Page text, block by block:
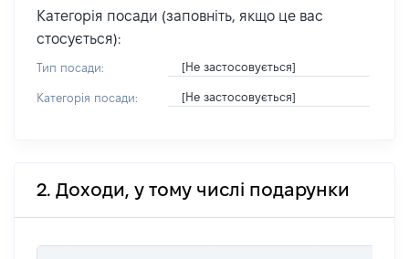
Категорія посади (заповніть, якщо це вас
стосується):
Тип посади: [Не застосовується]
Категорія посади: [Не застосовується]
2. Доходи, у тому числі подарунки